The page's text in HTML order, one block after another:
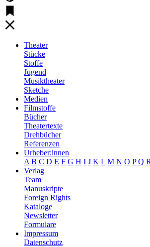
Theater
Stücke
Stoffe
Jugend
Musiktheater
Sketche
Medien
Filmstoffe
Bücher
Theatertexte
Drehbücher
Referenzen
Urheber:innen
A B C D E F G H I J K L M N O P Q R
Verlag
Team
Manuskripte
Foreign Rights
Kataloge
Newsletter
Formulare
Impressum
Datenschutz